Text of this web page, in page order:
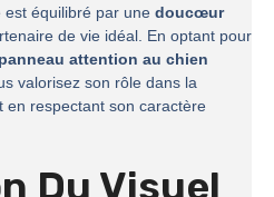
est équilibré par une doucœur
de vie idéal. En optant pour
panneau attention au chien
valorisez son rôle dans la
en respectant son caractère
Du Visuel